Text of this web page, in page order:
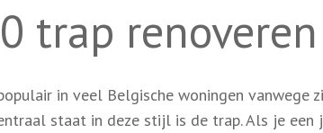
trap renoveren
in veel Belgische woningen vanwege
staat in deze stijl is de trap. Als je een